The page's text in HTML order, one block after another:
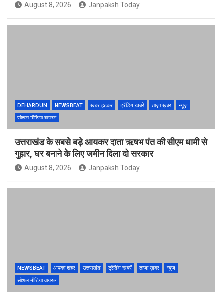
August 8, 2026 Janpaksh Today
DEHARDUN NEWSBEAT खबर हटकर ट्रेंडिंग खबरें ताज़ा ख़बर
न्यूज़
सोशल मीडिया वायरल
उत्तराखंड के सबसे बड़े आयकर दाता ऋषभ पंत की सीएम धामी से
गुहार, घर बनाने के लिए जमीन दिला दो सरकार
August 8, 2026 Janpaksh Today
NEWSBEAT आपका शहर उत्तराखंड ट्रेंडिंग खबरें ताज़ा ख़बर
न्यूज़
सोशल मीडिया वायरल